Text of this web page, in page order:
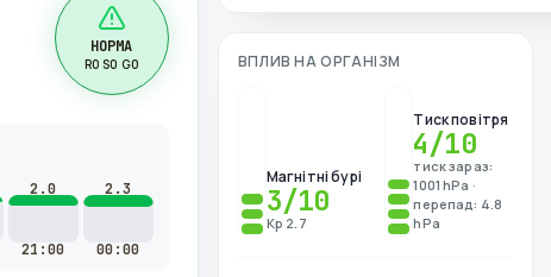
НОРМА
R0 S0 G0
2.0
21:00
2.3
00:00
ВПЛИВ НА ОРГАНІЗМ
Магнітні бурі
3/10
Kp 2.7
Тиск повітря
4/10
тиск зараз:
1001 hPa ·
перепад: 4.8
hPa